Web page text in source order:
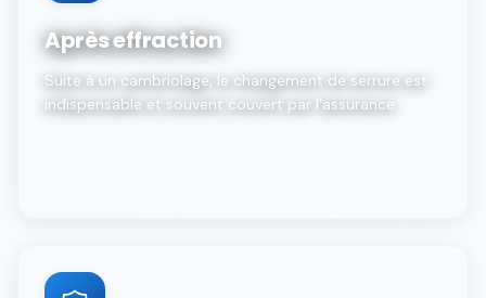
Après effraction
Suite à un cambriolage, le changement de serrure est
indispensable et souvent couvert par l'assurance.